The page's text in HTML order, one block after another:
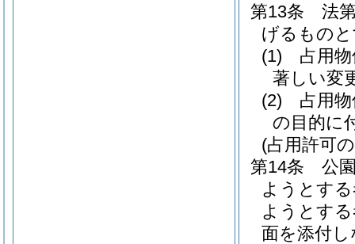
第13条
法
げるもの
(1)
占用
著しい変
(2)
占用
の目的に
(占用許可
第14条
公
ようとす
ようとす
面を添付